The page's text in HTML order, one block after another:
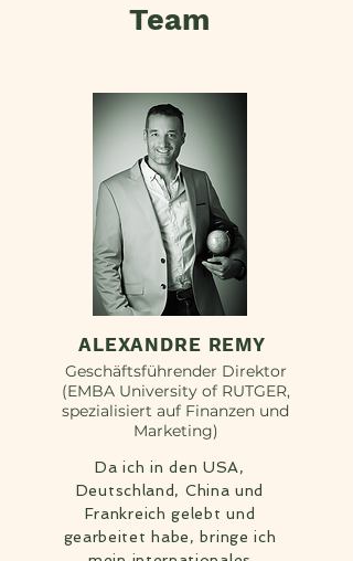
Team
ALEXANDRE REMY
Geschäftsführender Direktor
(EMBA University of RUTGER,
spezialisiert auf Finanzen und
Marketing)
Da ich in den USA,
Deutschland, China und
Frankreich gelebt und
gearbeitet habe, bringe ich